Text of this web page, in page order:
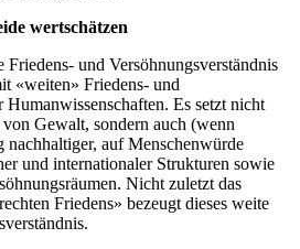
wertschätzen
und Versöhnungsverständnis
«weiten» Friedens- und
Humanwissenschaften. Es setzt nicht
Gewalt, sondern auch (wenn
auf Menschenwürde
und internationaler Strukturen sowie
Nicht zuletzt das
Friedens» bezeugt dieses weite